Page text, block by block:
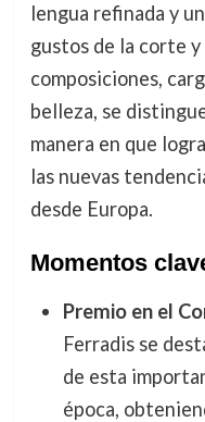
lengua refinada y
gustos de la corte
composiciones,
belleza, se
manera en que
las nuevas
desde Europa.
Momentos
Premio en el
Ferradis se
de esta
época,